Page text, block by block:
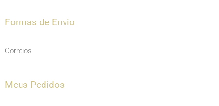
Formas de Envio
Correios
Meus Pedidos